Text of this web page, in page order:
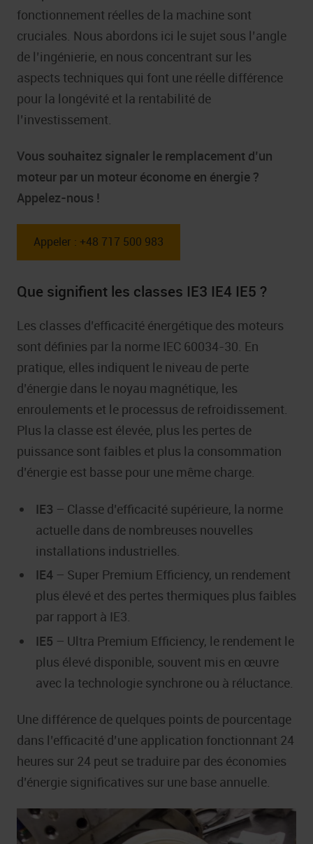
fonctionnement réelles de la machine sont
cruciales. Nous abordons ici le sujet sous l’angle
de l’ingénierie, en nous concentrant sur les
aspects techniques qui font une réelle différence
pour la longévité et la rentabilité de
l’investissement.
Vous souhaitez signaler le remplacement d’un
moteur par un moteur économe en énergie ?
Appelez-nous !
Appeler : +48 717 500 983
Que signifient les classes IE3 IE4 IE5 ?
Les classes d’efficacité énergétique des moteurs
sont définies par la norme IEC 60034-30. En
pratique, elles indiquent le niveau de perte
d’énergie dans le noyau magnétique, les
enroulements et le processus de refroidissement.
Plus la classe est élevée, plus les pertes de
puissance sont faibles et plus la consommation
d’énergie est basse pour une même charge.
IE3 – Classe d’efficacité supérieure, la norme
actuelle dans de nombreuses nouvelles
installations industrielles.
IE4 – Super Premium Efficiency, un rendement
plus élevé et des pertes thermiques plus faibles
par rapport à IE3.
IE5 – Ultra Premium Efficiency, le rendement le
plus élevé disponible, souvent mis en œuvre
avec la technologie synchrone ou à réluctance.
Une différence de quelques points de pourcentage
dans l’efficacité d’une application fonctionnant 24
heures sur 24 peut se traduire par des économies
d’énergie significatives sur une base annuelle.